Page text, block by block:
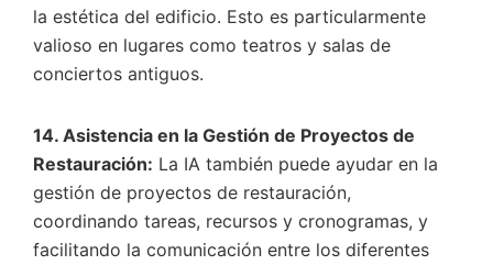
la estética del edificio. Esto es particularmente
valioso en lugares como teatros y salas de
conciertos antiguos.
14. Asistencia en la Gestión de Proyectos de
Restauración: La IA también puede ayudar en la
gestión de proyectos de restauración,
coordinando tareas, recursos y cronogramas, y
facilitando la comunicación entre los diferentes